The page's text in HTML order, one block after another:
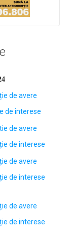
de avere
de interese
de avere
de interese
de avere
de interese
de avere
de interese